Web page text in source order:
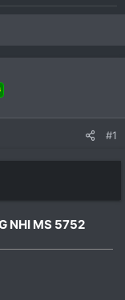
#1
NHI MS 5752